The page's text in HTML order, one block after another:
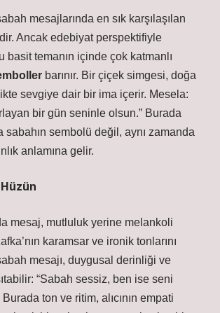
mesajlarında en sık karşılaşılan
Ancak edebiyat perspektifiyle
basit temanın içinde çok katmanlı
barınır. Bir çiçek simgesi, doğa
sevgiye dair bir ima içerir. Mesela:
bir gün seninle olsun.” Burada
sabahın sembolü değil, aynı zamanda
anlamına gelir.
mesaj, mutluluk yerine melankoli
karamsar ve ironik tonlarını
mesajı, duygusal derinliği ve
“Sabah sessiz, ben ise seni
Burada ton ve ritim, alıcının empati